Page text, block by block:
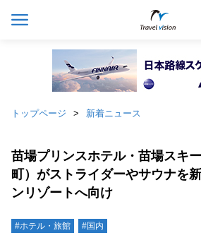
トップページ 新着ニュース
苗場プリンスホテル・苗場スキ
町）がストライダーやサウナを
ンリゾートへ向け
#ホテル・旅館 #国内